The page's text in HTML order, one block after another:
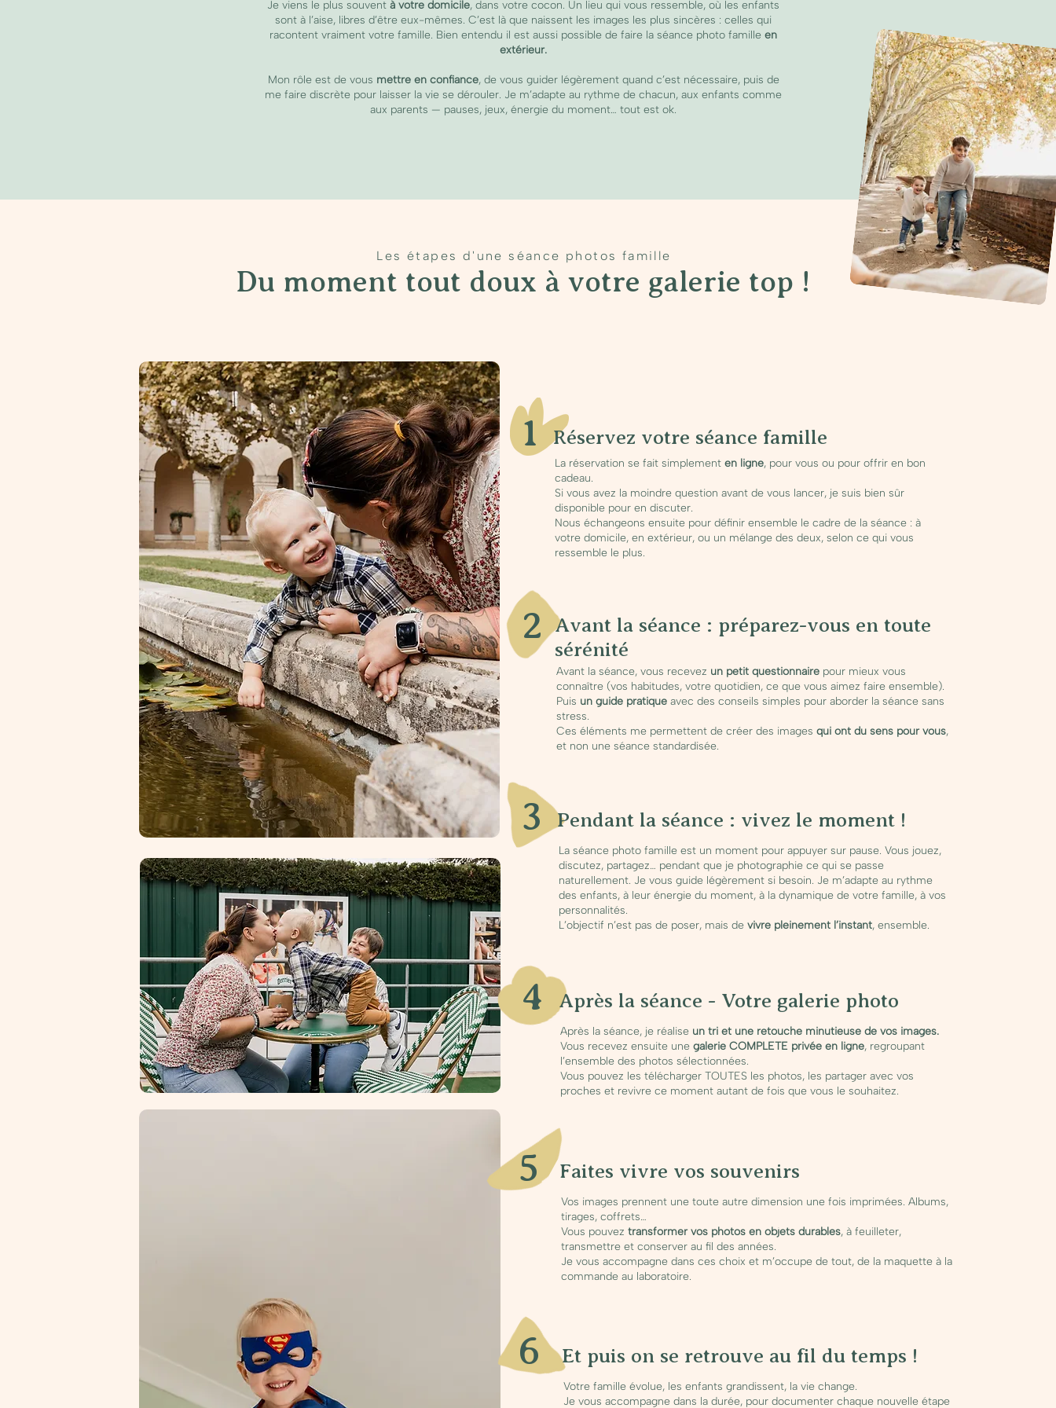
Je viens le plus souvent à votre domicile, dans votre cocon. Un lieu qui vous ressemble, où les enfants
sont à l’aise, libres d’être eux-mêmes. C’est là que naissent les images les plus sincères : celles qui
racontent vraiment votre famille. Bien entendu il est aussi possible de faire la séance photo famille en
extérieur.
Mon rôle est de vous mettre en confiance, de vous guider légèrement quand c’est nécessaire, puis de
me faire discrète pour laisser la vie se dérouler. Je m’adapte au rythme de chacun, aux enfants comme
aux parents — pauses, jeux, énergie du moment… tout est ok.
Les étapes d'une séance photos famille
Du moment tout doux à votre galerie top !
Réservez votre séance famille
1
La réservation se fait simplement en ligne, pour vous ou pour offrir en bon
cadeau.
Si vous avez la moindre question avant de vous lancer, je suis bien sûr
disponible pour en discuter.
Nous échangeons ensuite pour définir ensemble le cadre de la séance : à
votre domicile, en extérieur, ou un mélange des deux, selon ce qui vous
ressemble le plus.
Avant la séance : préparez-vous en toute
sérénité
2
Avant la séance, vous recevez un petit questionnairepour mieux vous
connaître (vos habitudes, votre quotidien, ce que vous aimez faire ensemble).
Puis un guide pratiqueavec des conseils simples pour aborder la séance sans
stress.
Ces éléments me permettent de créer des images qui ont du sens pour vous,
et non une séance standardisée.
Pendant la séance : vivez le moment !
3
La séance photo famille est un moment pour appuyer sur pause. Vous jouez,
discutez, partagez… pendant que je photographie ce qui se passe
naturellement. Je vous guide légèrement si besoin. Je m’adapte au rythme
des enfants, à leur énergie du moment, à la dynamique de votre famille, à vos
personnalités.
L’objectif n’est pas de poser, mais de vivre pleinement l’instant, ensemble.
Après la séance - Votre galerie photo
4
Après la séance, je réalise un tri et une retouche minutieuse de vos images.
Vous recevez ensuite une galerie COMPLETE privée en ligne, regroupant
l’ensemble des photos sélectionnées.
Vous pouvez les télécharger TOUTES les photos, les partager avec vos
proches et revivre ce moment autant de fois que vous le souhaitez.
Faites vivre vos souvenirs
5
Vos images prennent une toute autre dimension une fois imprimées. Albums,
tirages, coffrets…
Vous pouvez transformer vos photos en objets durables, à feuilleter,
transmettre et conserver au fil des années.
Je vous accompagne dans ces choix et m’occupe de tout, de la maquette à la
commande au laboratoire.
Et puis on se retrouve au fil du temps !
6
Votre famille évolue, les enfants grandissent, la vie change.
Je vous accompagne dans la durée, pour documenter chaque nouvelle étape